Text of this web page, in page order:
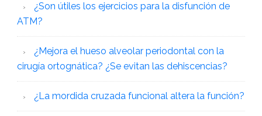
¿Son útiles los ejercicios para la disfunción de
ATM?
¿Mejora el hueso alveolar periodontal con la
cirugía ortognática? ¿Se evitan las dehiscencias?
¿La mordida cruzada funcional altera la función?